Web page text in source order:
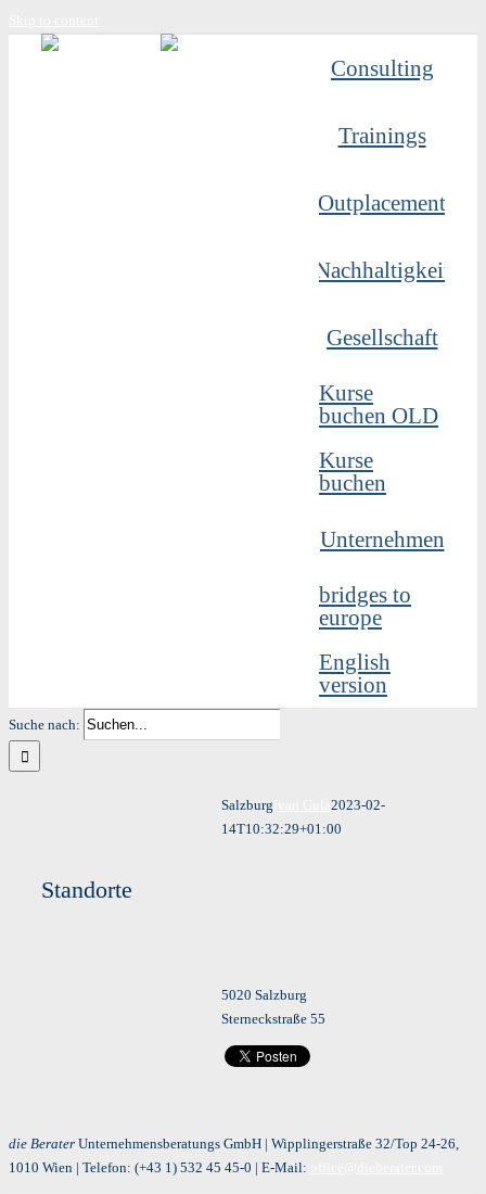
Consulting
Trainings
Outplacement
Nachhaltigkeit
Gesellschaft
Kurse
buchen OLD
Kurse
buchen
Unternehmen
bridges to
europe
English
version
Suche nach:
Salzburg
2023-02-
14T10:32:29+01:00
5020 Salzburg
Sterneckstraße 55
Standorte
die Berater Unternehmensberatungs GmbH | Wipplingerstraße 32/Top 24-26,
1010 Wien | Telefon: (+43 1) 532 45 45-0 | E-Mail: